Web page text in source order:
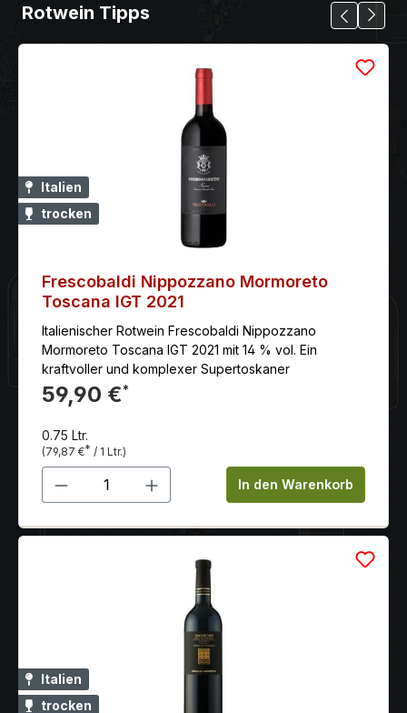
Rotwein Tipps
Italien
trocken
Frescobaldi Nippozzano Mormoreto
Toscana IGT 2021
Italienischer Rotwein Frescobaldi Nippozzano
Mormoreto Toscana IGT 2021 mit 14 % vol. Ein
kraftvoller und komplexer Supertoskaner
59,90 €*
0.75 Ltr.
(79,87 €* / 1 Ltr.)
Produkt Anzahl: Gib denIn den Warenkorb
Italien
trocken